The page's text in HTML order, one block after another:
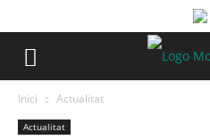
Inici Actualitat
Actualitat